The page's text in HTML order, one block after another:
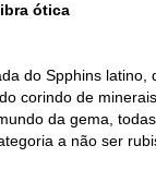
ótica
do Spphins latino,
corindo de
da gema,
a não ser